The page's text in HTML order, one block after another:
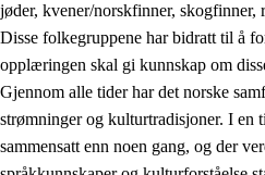
jøder, kvener/norskfinner, skogfinner,
Disse folkegruppene har bidratt til å
opplæringen skal gi kunnskap om
Gjennom alle tider har det norske
strømninger og kulturtradisjoner. I en
sammensatt enn noen gang, og der